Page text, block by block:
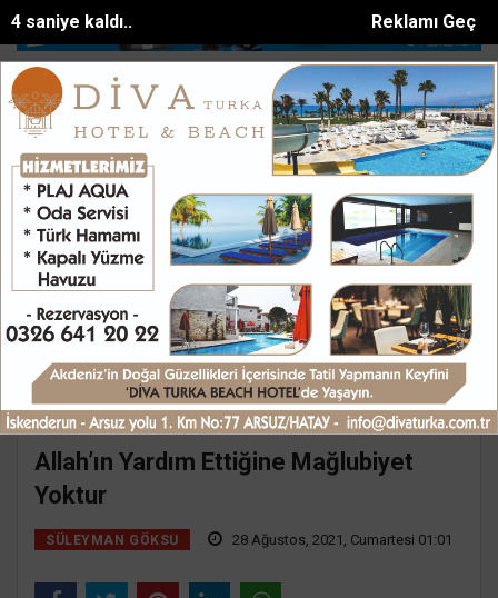
Reklamı Geç
4 saniye kaldı..
Tünelinde feci kaza: Yaşlı çift hay... Miran: Memur ve
Ana Sayfa Yazarlar Süleyman GÖKSU
SÜLEYMAN GÖKSU
Mail:suleymangoksu@gmail.com
Allah’ın Yardım Ettiğine Mağlubiyet
Yoktur
SÜLEYMAN GÖKSU 28 Ağustos, 2021, Cumartesi 01:01